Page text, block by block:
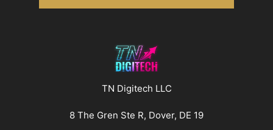
TN Digitech LLC
8 The Gren Ste R, Dover, DE 19